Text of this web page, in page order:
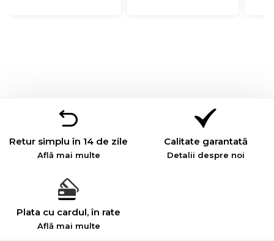
Retur simplu în 14 de zile
Află mai multe
Calitate garantată
Detalii despre noi
Plata cu cardul, în rate
Află mai multe